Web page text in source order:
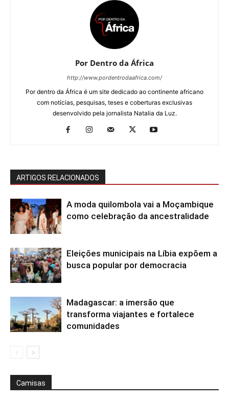
Por Dentro da África
http://www.pordentrodaafrica.com/
Por dentro da África é um site dedicado ao continente africano
com notícias, pesquisas, teses e coberturas exclusivas
desenvolvido pela jornalista Natalia da Luz.
ARTIGOS RELACIONADOS
A moda quilombola vai a Moçambique
como celebração da ancestralidade
Eleições municipais na Líbia expõem a
busca popular por democracia
Madagascar: a imersão que
transforma viajantes e fortalece
comunidades
Camisas